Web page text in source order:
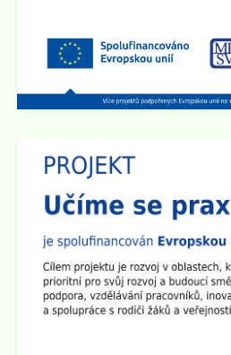
Schůzka pro rodiče budoucích
Rodičovská schůzka se
15:30 hod v učebně 2.B na 1.
Den otevřených dveří na 2.
Dne 29.4. od 15:00 do 17:30
rodiče a přátele školy naDen
stupni
. Ve třídách budou
ukázky pomůcek. Den
zakončit společným opékáním
Všichni jste srdečně zváni!